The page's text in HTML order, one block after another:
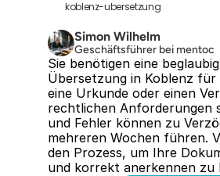
koblenz-ubersetzung
Simon Wilhelm
Geschäftsführer bei mentoc
Sie benötigen eine
Übersetzung in Koblenz für
eine Urkunde oder einen
rechtlichen Anforderungen
und Fehler können zu
mehreren Wochen führen.
den Prozess, um Ihre
und korrekt anerkennen zu